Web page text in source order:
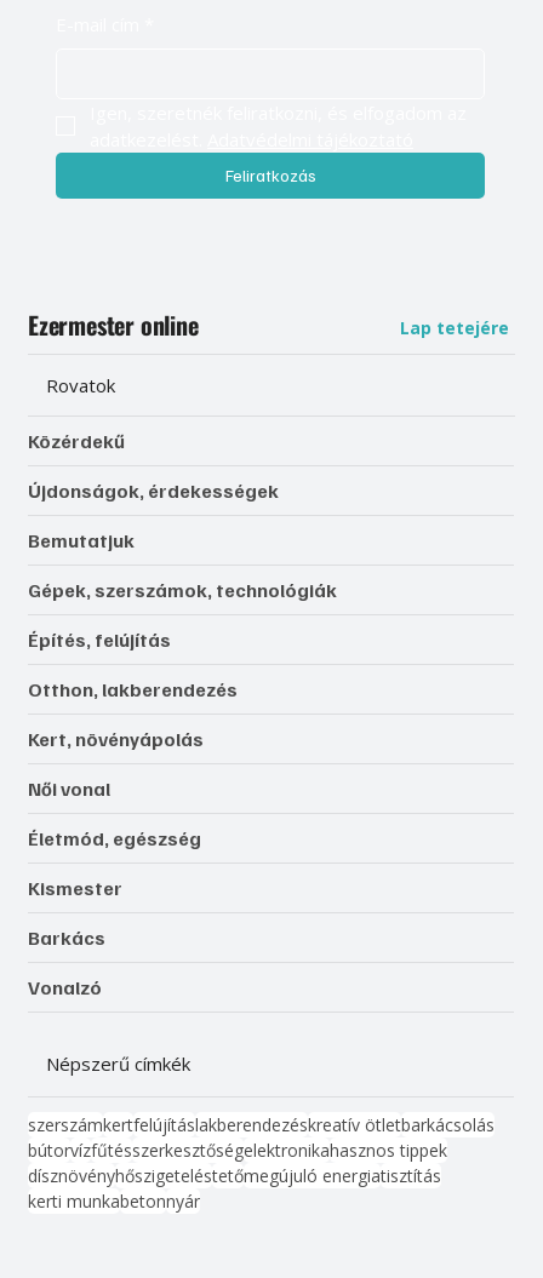
Feliratkozás
Ezermester online Lap tetejére
Rovatok
Közérdekű
Újdonságok, érdekességek
Bemutatjuk
Gépek, szerszámok, technológiák
Építés, felújítás
Otthon, lakberendezés
Kert, növényápolás
Női vonal
Életmód, egészség
Kismester
Barkács
Vonalzó
Népszerű címkék
szerszámkertfelújításlakberendezéskreatív ötletbarkácsolás
bútorvízfűtésszerkesztőségelektronikahasznos tippek
dísznövényhőszigeteléstetőmegújuló energiatisztítás
kerti munkabetonnyár